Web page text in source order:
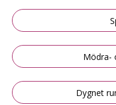
Mödra-
Dygnet